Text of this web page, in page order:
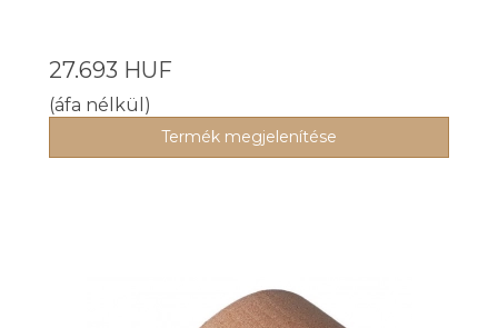
27.693 HUF
(áfa nélkül)
Termék megjelenítése